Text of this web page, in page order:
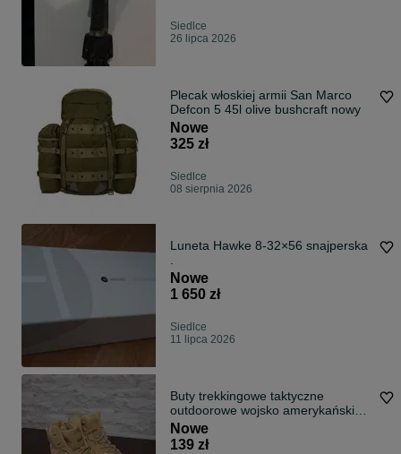
Siedlce
26 lipca 2026
Plecak włoskiej armii San Marco
Defcon 5 45l olive bushcraft nowy
Nowe
325 zł
Siedlce
08 sierpnia 2026
Luneta Hawke 8-32×56 snajperska
.
Nowe
1 650 zł
Siedlce
11 lipca 2026
Buty trekkingowe taktyczne
outdoorowe wojsko amerykańskie
low lowa
Nowe
139 zł